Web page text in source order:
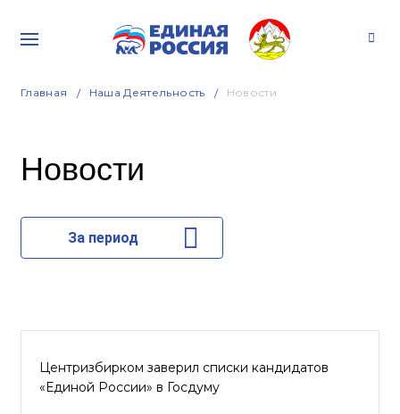
Главная Наша Деятельность Новости
Новости
За период
Центризбирком заверил списки кандидатов
«Единой России» в Госдуму